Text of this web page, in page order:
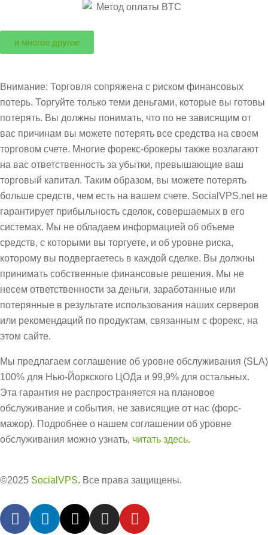
и многое другое
Внимание: Торговля сопряжена с риском финансовых
потерь. Торгуйте только теми деньгами, которые вы готовы
потерять. Вы должны понимать, что по не зависящим от
вас причинам вы можете потерять все средства на своем
торговом счете. Многие форекс-брокеры также возлагают
на вас ответственность за убытки, превышающие ваш
торговый капитал. Таким образом, вы можете потерять
больше средств, чем есть на вашем счете. SocialVPS.net не
гарантирует прибыльность сделок, совершаемых в его
системах. Мы не обладаем информацией об объеме
средств, с которыми вы торгуете, и об уровне риска,
которому вы подвергаетесь в каждой сделке. Вы должны
принимать собственные финансовые решения. Мы не
несем ответственности за деньги, заработанные или
потерянные в результате использования наших серверов
или рекомендаций по продуктам, связанным с форекс, на
этом сайте.
Мы предлагаем соглашение об уровне обслуживания (SLA)
100% для Нью-Йоркского ЦОДа и 99,9% для остальных.
Эта гарантия не распространяется на плановое
обслуживание и события, не зависящие от нас (форс-
мажор). Подробнее о нашем соглашении об уровне
обслуживания можно узнать, читать здесь.
©2025 SocialVPS. Все права защищены.